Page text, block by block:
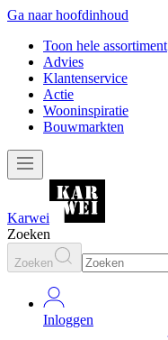
Ga naar hoofdinhoud
Toon hele assortiment
Advies
Klantenservice
Actie
Wooninspiratie
Bouwmarkten
Karwei
Zoeken
Zoeken
Inloggen